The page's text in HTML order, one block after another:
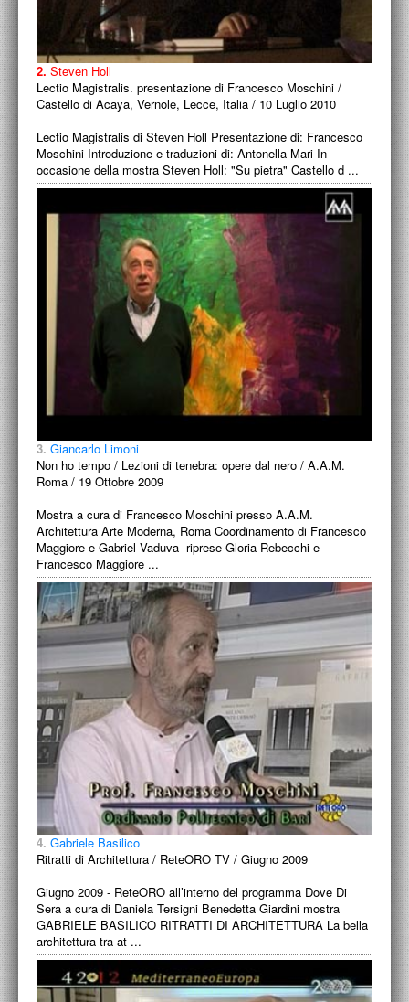
2. Steven Holl
Lectio Magistralis. presentazione di Francesco Moschini /
Castello di Acaya, Vernole, Lecce, Italia / 10 Luglio 2010
Lectio Magistralis di Steven Holl Presentazione di: Francesco
Moschini Introduzione e traduzioni di: Antonella Mari In
occasione della mostra Steven Holl: "Su pietra" Castello d ...
3. Giancarlo Limoni
Non ho tempo / Lezioni di tenebra: opere dal nero / A.A.M.
Roma / 19 Ottobre 2009
Mostra a cura di Francesco Moschini presso A.A.M.
Architettura Arte Moderna, Roma Coordinamento di Francesco
Maggiore e Gabriel Vaduva riprese Gloria Rebecchi e
Francesco Maggiore ...
4. Gabriele Basilico
Ritratti di Architettura / ReteORO TV / Giugno 2009
Giugno 2009 - ReteORO all’interno del programma Dove Di
Sera a cura di Daniela Tersigni Benedetta Giardini mostra
GABRIELE BASILICO RITRATTI DI ARCHITETTURA La bella
architettura tra at ...